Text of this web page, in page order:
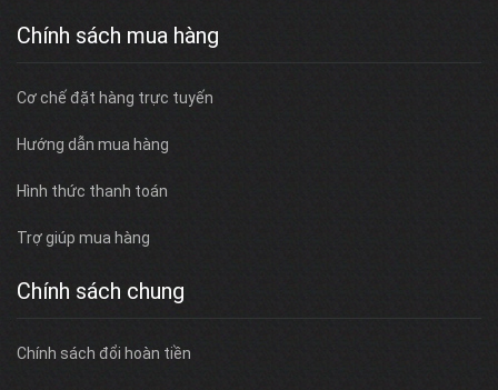
Chính sách mua hàng
Cơ chế đặt hàng trực tuyến
Hướng dẫn mua hàng
Hình thức thanh toán
Trợ giúp mua hàng
Chính sách chung
Chính sách đổi hoàn tiền